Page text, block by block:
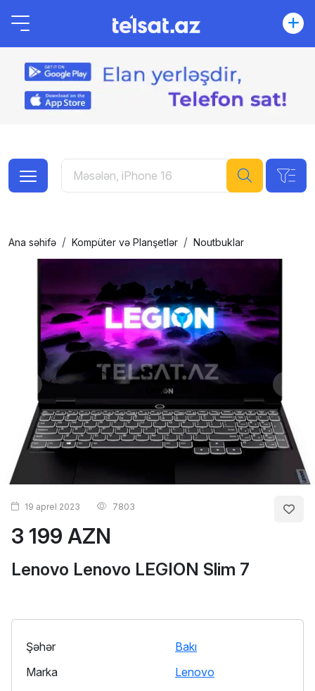
Ana səhifə Kompüter və Planşetlər Noutbuklar
3 199 AZN
Lenovo Lenovo LEGION Slim 7
19 aprel 2023 7803
Şəhər
Bakı
Marka
Lenovo